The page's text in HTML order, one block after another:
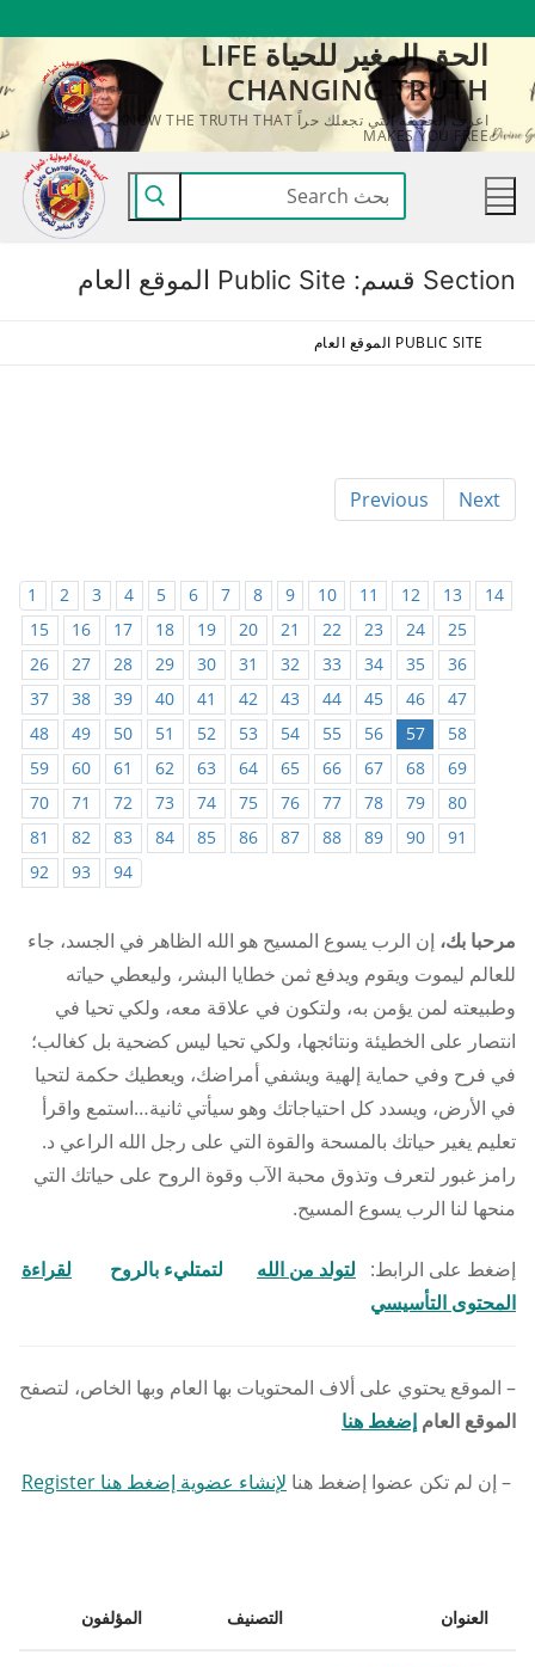
المحتوى
الحق المغير للحياة LIFE
CHANGING TRUTH
اعرف الحقيقة التي تجعلك حراً KNOW THE TRUTH THAT
MAKES YOU FREE
البحث
عن:
Section قسم: Public Site الموقع العام
PUBLIC SITE الموقع العام
Previous Next
1 2 3 4 5 6 7 8 9 10 11 12 13
14
15
16 17 18 19 20 21 22 23 24
25
26
27 28 29 30 31 32 33 34 35
36
37
38 39 40 41 42 43 44 45 46
47
48
49 50 51 52 53 54 55 56 57
58
59
60 61 62 63 64 65 66 67 68
69
70
71 72 73 74 75 76 77 78 79
80
81
82 83 84 85 86 87 88 89 90
91
92
93 94
مرحبا بك، إن الرب يسوع المسيح هو الله الظاهر في الجسد، جاء
للعالم ليموت ويقوم ويدفع ثمن خطايا البشر، وليعطي حياته
وطبيعته لمن يؤمن به، ولتكون في علاقة معه، ولكي تحيا في
انتصار على الخطيئة ونتائجها، ولكي تحيا ليس كضحية بل كغالب؛
في فرح وفي حماية إلهية ويشفي أمراضك، ويعطيك حكمة لتحيا
في الأرض، ويسدد كل احتياجاتك وهو سيأتي ثانية…استمع واقرأ
تعليم يغير حياتك بالمسحة والقوة التي على رجل الله الراعي د.
رامز غبور لتعرف وتذوق محبة الآب وقوة الروح على حياتك التي
منحها لنا الرب يسوع المسيح.
إضغط على الرابط: لتولد من الله لتمتليء بالروح
لقراءة
المحتوى التأسيسي
– الموقع يحتوي على ألاف المحتويات بها العام وبها الخاص، لتصفح
الموقع العام إضغط هنا
– إن لم تكن عضوا إضغط هنا لإنشاء عضوية إضغط هنا Register
العنوان التصنيف المؤلفون